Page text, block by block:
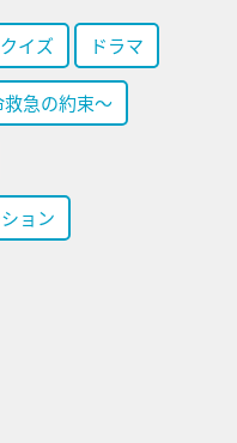
イズ ドラマ
急の約束～
ョン